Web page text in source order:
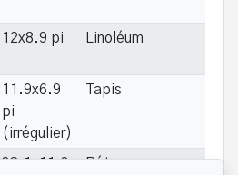
12x8.9 pi Linoléum
11.9x6.9
pi
(irrégulier)
Tapis
38.1x11.3
Béton